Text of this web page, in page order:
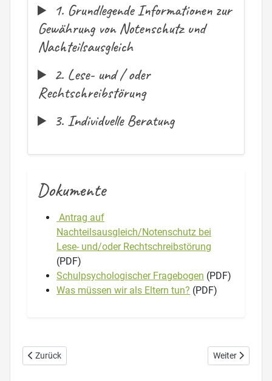
1. Grundlegende Informationen zur
Gewährung von Notenschutz und
Nachteilsausgleich
2. Lese- und / oder
Rechtschreibstörung
3. Individuelle Beratung
Dokumente
Antrag auf
Nachteilsausgleich/Notenschutz bei
Lese- und/oder Rechtschreibstörung
(PDF)
Schulpsychologischer Fragebogen (PDF)
Was müssen wir als Eltern tun? (PDF)
Vorheriger Beitrag: Schulmanager online
Zurück Nächster
Weiter